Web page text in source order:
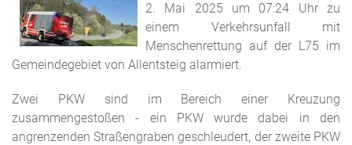
2. Mai 2025 um 07:24 Uhr zu
einem Verkehrsunfall mit
Menschenrettung auf der L75 im
Gemeindegebiet von Allentsteig alarmiert.
Zwei PKW sind im Bereich einer Kreuzung
zusammengestoßen - ein PKW wurde dabei in den
angrenzenden Straßengraben geschleudert, der zweite PKW